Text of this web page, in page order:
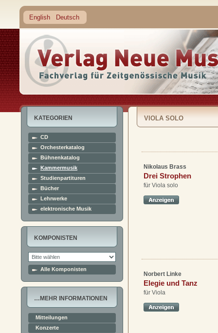
English Deutsch
KATEGORIEN
CD
Orchesterkatalog
Bühnenkatalog
Kammermusik
Studienpartituren
Bücher
Lehrwerke
elektronische Musik
KOMPONISTEN
Alle Komponisten
…MEHR INFORMATIONEN
Mitteilungen
Konzerte
VIOLA SOLO
Nikolaus Brass
Drei Strophen
für Viola solo
Norbert Linke
Elegie und Tanz
für Viola